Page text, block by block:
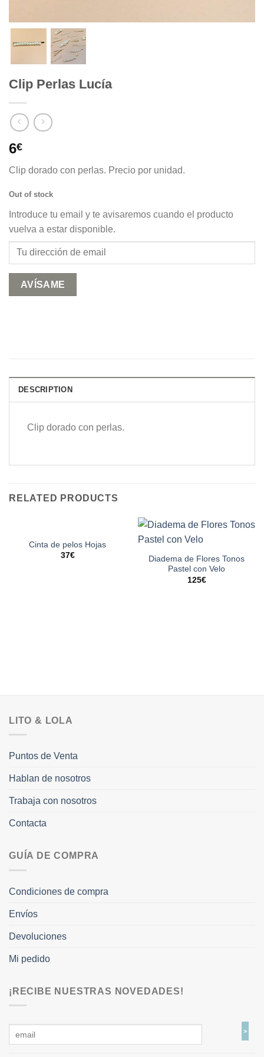
Clip Perlas Lucía
6€
Clip dorado con perlas. Precio por unidad.
Out of stock
Introduce tu email y te avisaremos cuando el producto
vuelva a estar disponible.
DESCRIPTION
Clip dorado con perlas.
RELATED PRODUCTS
Cinta de pelos Hojas
37€
Diadema de Flores Tonos
Pastel con Velo
125€
LITO & LOLA
Puntos de Venta
Hablan de nosotros
Trabaja con nosotros
Contacta
GUÍA DE COMPRA
Condiciones de compra
Envíos
Devoluciones
Mi pedido
¡RECIBE NUESTRAS NOVEDADES!